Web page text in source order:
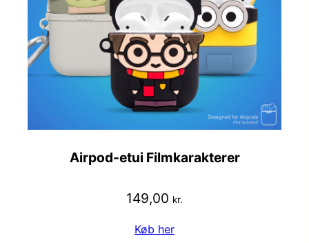
Airpod-etui Filmkarakterer
149,00 kr.
Køb her